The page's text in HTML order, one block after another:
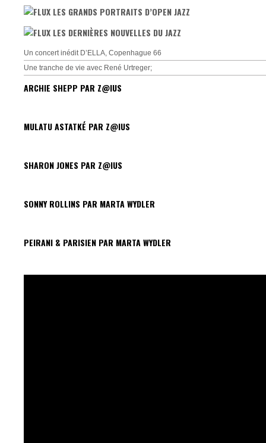
LES GRANDS PORTRAITS D’OPEN JAZZ
LES DERNIÈRES NOUVELLES DU JAZZ
Un concert inédit D’ELLA, Copenhague 66
Une tranche de vie avec René Urtreger;
ARCHIE SHEPP PAR Z@IUS
MULATU ASTATKÉ PAR Z@IUS
SHARON JONES PAR Z@IUS
SONNY ROLLINS PAR MARTA WYDLER
PEIRANI & PARISIEN PAR MARTA WYDLER